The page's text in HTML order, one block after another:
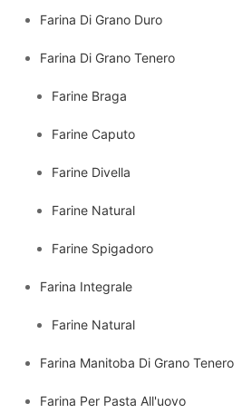
Farina Di Grano Duro
Farina Di Grano Tenero
Farine Braga
Farine Caputo
Farine Divella
Farine Natural
Farine Spigadoro
Farina Integrale
Farine Natural
Farina Manitoba Di Grano Tenero
Farina Per Pasta All'uovo